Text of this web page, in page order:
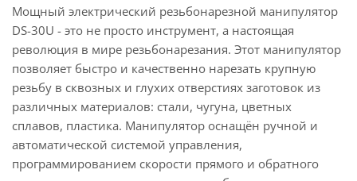
Мощный электрический резьбонарезной манипулятор
DS-30U - это не просто инструмент, а настоящая
революция в мире резьбонарезания. Этот манипулятор
позволяет быстро и качественно нарезать крупную
резьбу в сквозных и глухих отверстиях заготовок из
различных материалов: стали, чугуна, цветных
сплавов, пластика. Манипулятор оснащён ручной и
автоматической системой управления,
программированием скорости прямого и обратного